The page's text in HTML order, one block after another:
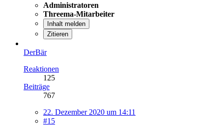
Administratoren
Threema-Mitarbeiter
Inhalt melden
Zitieren
DerBär
Reaktionen
125
Beiträge
767
22. Dezember 2020 um 14:11
#15